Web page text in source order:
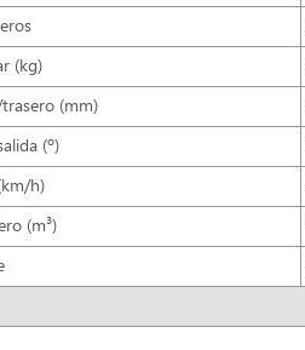
(kg)
(mm)
(º)
h)
(m³)